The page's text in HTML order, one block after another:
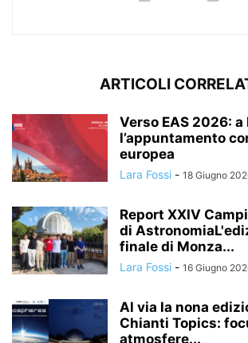
ARTICOLI
Verso EAS 2026: a
l’appuntamento
europea
Lara Fossi - 18 Giugno
Report XXIV
di
finale di Monza...
Lara Fossi - 16 Giugno
Al via la nona
Chianti Topics:
atmosfere...